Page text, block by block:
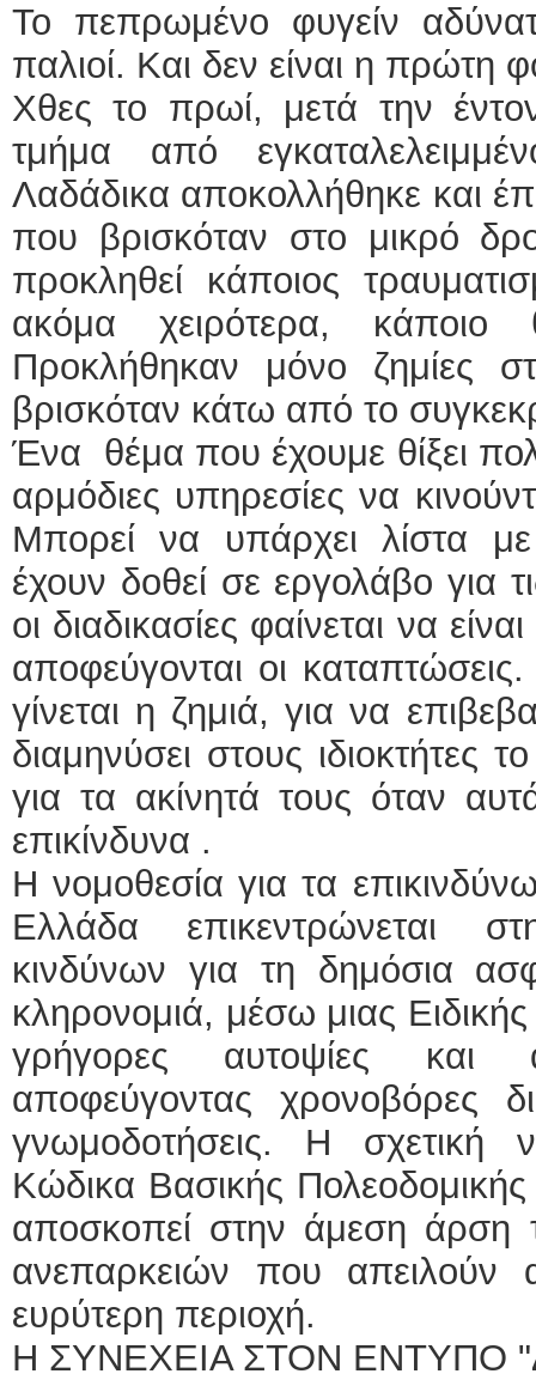
Το πεπρωμένο φυγείν
παλιοί. Και δεν είναι η πρώτη
Χθες το πρωί, μετά την
τμήμα από
Λαδάδικα αποκολλήθηκε και
που βρισκόταν στο μικρό
προκληθεί κάποιος
ακόμα χειρότερα, κάποιο
Προκλήθηκαν μόνο ζημίες
βρισκόταν κάτω από το
Ένα θέμα που έχουμε θίξει
αρμόδιες υπηρεσίες να
Μπορεί να υπάρχει λίστα
έχουν δοθεί σε εργολάβο για
οι διαδικασίες φαίνεται να
αποφεύγονται οι
γίνεται η ζημιά, για να
διαμηνύσει στους ιδιοκτήτες
για τα ακίνητά τους όταν
επικίνδυνα .
Η νομοθεσία για τα
Ελλάδα επικεντρώνεται
κινδύνων για τη δημόσια
κληρονομιά, μέσω μιας
γρήγορες αυτοψίες και
αποφεύγοντας χρονοβόρες
γνωμοδοτήσεις. Η σχετική
Κώδικα Βασικής
αποσκοπεί στην άμεση άρση
ανεπαρκειών που απειλούν
ευρύτερη περιοχή.
Η ΣΥΝΕΧΕΙΑ ΣΤΟΝ ΕΝΤΥΠΟ